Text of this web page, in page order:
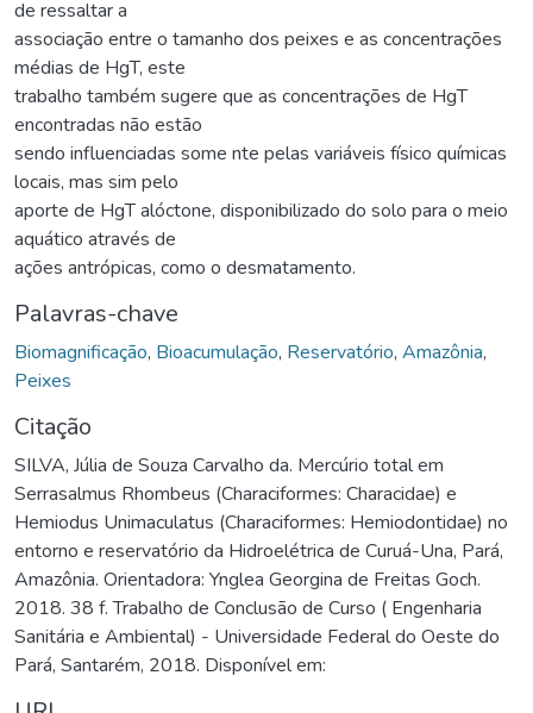
de ressaltar a
associação entre o tamanho dos peixes e as concentrações
médias de HgT, este
trabalho também sugere que as concentrações de HgT
encontradas não estão
sendo influenciadas some nte pelas variáveis físico químicas
locais, mas sim pelo
aporte de HgT alóctone, disponibilizado do solo para o meio
aquático através de
ações antrópicas, como o desmatamento.
Palavras-chave
Biomagnificação, Bioacumulação, Reservatório, Amazônia,
Peixes
Citação
SILVA, Júlia de Souza Carvalho da. Mercúrio total em
Serrasalmus Rhombeus (Characiformes: Characidae) e
Hemiodus Unimaculatus (Characiformes: Hemiodontidae) no
entorno e reservatório da Hidroelétrica de Curuá-Una, Pará,
Amazônia. Orientadora: Ynglea Georgina de Freitas Goch.
2018. 38 f. Trabalho de Conclusão de Curso ( Engenharia
Sanitária e Ambiental) - Universidade Federal do Oeste do
Pará, Santarém, 2018. Disponível em: